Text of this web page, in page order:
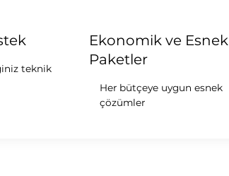
teknik
Ekonomik ve Esnek
Paketler
Her bütçeye uygun esnek
çözümler